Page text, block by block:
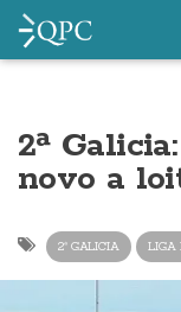
2ª
novo a
2ª GALICIA LIGA